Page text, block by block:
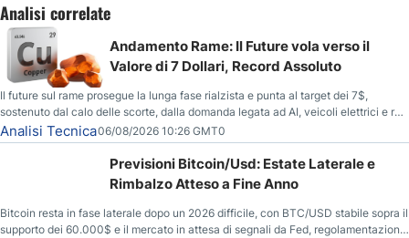
Analisi correlate
Andamento Rame: Il Future vola verso il
Valore di 7 Dollari, Record Assoluto
Il future sul rame prosegue la lunga fase rialzista e punta al target dei 7$,
sostenuto dal calo delle scorte, dalla domanda legata ad AI, veicoli elettrici e reti
energetiche, e dai timori di deficit produttivo dal 2028.
Analisi Tecnica06/08/2026 10:26 GMT0
Previsioni Bitcoin/Usd: Estate Laterale e
Rimbalzo Atteso a Fine Anno
Bitcoin resta in fase laterale dopo un 2026 difficile, con BTC/USD stabile sopra il
supporto dei 60.000$ e il mercato in attesa di segnali da Fed, regolamentazione